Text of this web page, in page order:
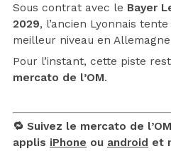
Sous contrat avec le Bayer
2029, l’ancien Lyonnais
meilleur niveau en
Pour l’instant, cette piste
mercato de l’OM.
🔁 Suivez le mercato de
applis iPhone ou android et